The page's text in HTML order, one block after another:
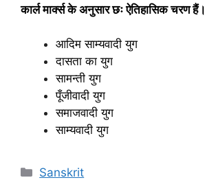
कार्ल मार्क्स के अनुसार छः ऐतिहासिक चरण हैं।
आदिम साम्यवादी युग
दासता का युग
सामन्ती युग
पूँजीवादी युग
समाजवादी युग
साम्यवादी युग
Categories
Sanskrit